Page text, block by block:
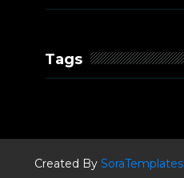
Tags
Created BySoraTemplates